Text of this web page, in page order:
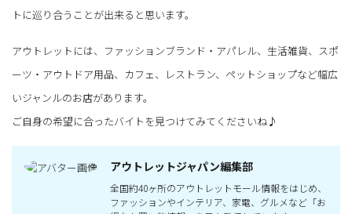
トに巡り合うことが出来ると思います。
アウトレットには、ファッションブランド・アパレル、生活雑貨、スポ
ーツ・アウトドア用品、カフェ、レストラン、ペットショップなど幅広
いジャンルのお店があります。
ご自身の希望に合ったバイトを見つけてみてくださいね♪
アウトレットジャパン編集部
全国約40ヶ所のアウトレットモール情報をはじめ、
ファッションやインテリア、家電、グルメなど「お